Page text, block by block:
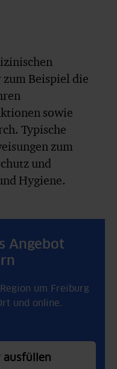
Beispiel die
sowie
Typische
zum
und
Hygiene.
Angebot
um Freiburg
und online.